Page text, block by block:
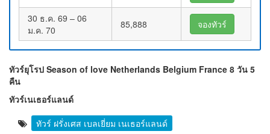
30 ธ.ค. 69 – 06
ม.ค. 70
85,888 จองทัวร์
ทัวร์ยุโรป Season of love Netherlands Belgium France 8 วัน 5
คืน
ทัวร์เนเธอร์แลนด์
ทัวร์ ฝรั่งเศส เบลเยี่ยม เนเธอร์แลนด์